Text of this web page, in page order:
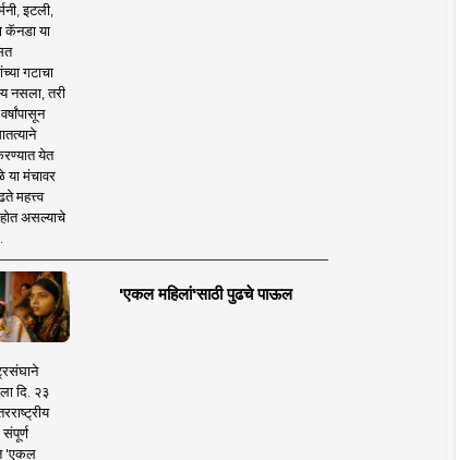
इटली,
कॅनडा या
गटाचा
नसला, तरी
येत
या मंचावर
महत्त्व
असल्याचे
'एकल महिलां'साठी पुढचे पाऊल
दि. २३
संपूर्ण
'एकल